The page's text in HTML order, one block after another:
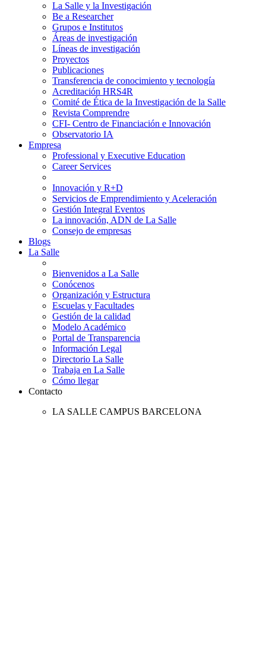
La Salle y la Investigación
Be a Researcher
Grupos e Institutos
Áreas de investigación
Líneas de investigación
Proyectos
Publicaciones
Transferencia de conocimiento y tecnología
Acreditación HRS4R
Comité de Ética de la Investigación de la Salle
Revista Comprendre
CFI- Centro de Financiación e Innovación
Observatorio IA
Empresa
Professional y Executive Education
Career Services
Innovación y R+D
Servicios de Emprendimiento y Aceleración
Gestión Integral Eventos
La innovación, ADN de La Salle
Consejo de empresas
Blogs
La Salle
Bienvenidos a La Salle
Conócenos
Organización y Estructura
Escuelas y Facultades
Gestión de la calidad
Modelo Académico
Portal de Transparencia
Información Legal
Directorio La Salle
Trabaja en La Salle
Cómo llegar
Contacto
LA SALLE CAMPUS BARCELONA